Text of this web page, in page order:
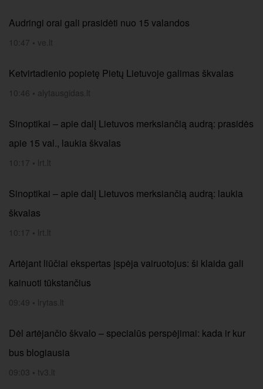
Audringi orai gali prasidėti nuo 15 valandos
10:47 • ve.lt
Ketvirtadienio popietę Pietų Lietuvoje galimas škvalas
10:46 • alytausgidas.lt
Sinoptikai – apie dalį Lietuvos merksiančią audrą: prasidės
apie 15 val., laukia škvalas
10:17 • lrt.lt
Sinoptikai – apie dalį Lietuvos merksiančią audrą: laukia
škvalas
10:17 • lrt.lt
Artėjant liūčiai ekspertas įspėja vairuotojus: ši klaida gali
kainuoti tūkstančius
09:49 • lrytas.lt
Dėl artėjančio škvalo – specialūs perspėjimai: kada ir kur
bus blogiausia
09:03 • tv3.lt